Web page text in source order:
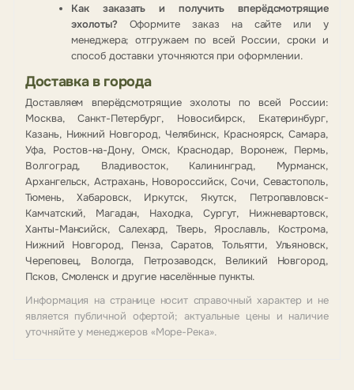
Как заказать и получить вперёдсмотрящие
эхолоты? Оформите заказ на сайте или у
менеджера; отгружаем по всей России, сроки и
способ доставки уточняются при оформлении.
Доставка в города
Доставляем вперёдсмотрящие эхолоты по всей России:
Москва, Санкт-Петербург, Новосибирск, Екатеринбург,
Казань, Нижний Новгород, Челябинск, Красноярск, Самара,
Уфа, Ростов-на-Дону, Омск, Краснодар, Воронеж, Пермь,
Волгоград, Владивосток, Калининград, Мурманск,
Архангельск, Астрахань, Новороссийск, Сочи, Севастополь,
Тюмень, Хабаровск, Иркутск, Якутск, Петропавловск-
Камчатский, Магадан, Находка, Сургут, Нижневартовск,
Ханты-Мансийск, Салехард, Тверь, Ярославль, Кострома,
Нижний Новгород, Пенза, Саратов, Тольятти, Ульяновск,
Череповец, Вологда, Петрозаводск, Великий Новгород,
Псков, Смоленск и другие населённые пункты.
Информация на странице носит справочный характер и не
является публичной офертой; актуальные цены и наличие
уточняйте у менеджеров «Море-Река».